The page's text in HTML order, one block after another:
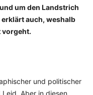
um den Landstrich
auch, weshalb
vorgeht.
und politischer
Aber in diesen